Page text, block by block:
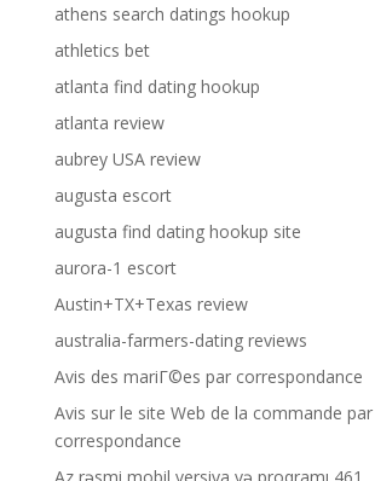
athens search datings hookup
athletics bet
atlanta find dating hookup
atlanta review
aubrey USA review
augusta escort
augusta find dating hookup site
aurora-1 escort
Austin+TX+Texas review
australia-farmers-dating reviews
Avis des mariГ©es par correspondance
Avis sur le site Web de la commande par
correspondance
Az rəsmi mobil versiya və proqramı 461